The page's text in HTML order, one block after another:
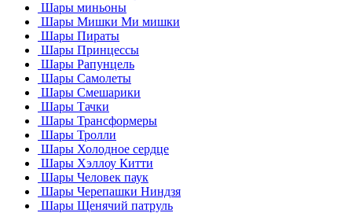
Шары миньоны
Шары Мишки Ми мишки
Шары Пираты
Шары Принцессы
Шары Рапунцель
Шары Самолеты
Шары Смешарики
Шары Тачки
Шары Трансформеры
Шары Тролли
Шары Холодное сердце
Шары Хэллоу Китти
Шары Человек паук
Шары Черепашки Ниндзя
Шары Щенячий патруль